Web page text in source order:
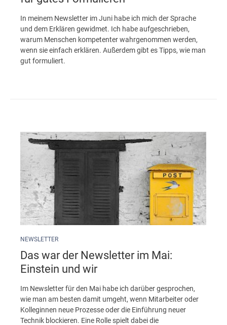
In meinem Newsletter im Juni habe ich mich der Sprache
und dem Erklären gewidmet. Ich habe aufgeschrieben,
warum Menschen kompetenter wahrgenommen werden,
wenn sie einfach erklären. Außerdem gibt es Tipps, wie man
gut formuliert.
NEWSLETTER
Das war der Newsletter im Mai:
Einstein und wir
Im Newsletter für den Mai habe ich darüber gesprochen,
wie man am besten damit umgeht, wenn Mitarbeiter oder
Kolleginnen neue Prozesse oder die Einführung neuer
Technik blockieren. Eine Rolle spielt dabei die